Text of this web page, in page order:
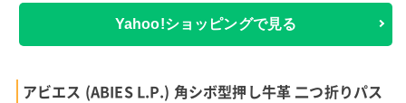
Yahoo!ショッピングで見る
アビエス (ABIES L.P.) 角シボ型押し牛革 二つ折りパス